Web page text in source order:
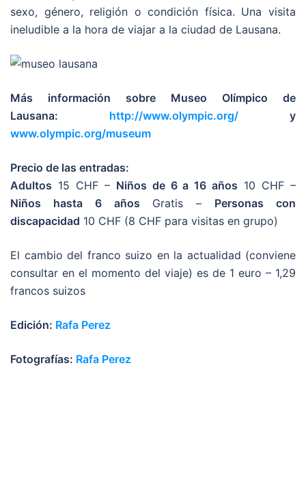
sexo, género, religión o condición física. Una visita
ineludible a la hora de viajar a la ciudad de Lausana.
Más información sobre Museo Olímpico de
Lausana: http://www.olympic.org/ y
www.olympic.org/museum
Precio de las entradas:
Adultos 15 CHF – Niños de 6 a 16 años 10 CHF –
Niños hasta 6 años Gratis – Personas con
discapacidad 10 CHF (8 CHF para visitas en grupo)
El cambio del franco suizo en la actualidad (conviene
consultar en el momento del viaje) es de 1 euro – 1,29
francos suizos
Edición: Rafa Perez
Fotografías: Rafa Perez